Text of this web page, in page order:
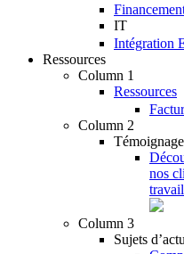
IT
Intégration
Ressources
Column 1
Ressources
Column 2
nos
Column 3
Sujets